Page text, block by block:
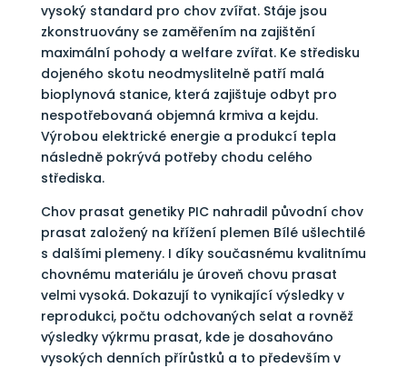
vysoký standard pro chov zvířat. Stáje jsou
zkonstruovány se zaměřením na zajištění
maximální pohody a welfare zvířat. Ke středisku
dojeného skotu neodmyslitelně patří malá
bioplynová stanice, která zajištuje odbyt pro
nespotřebovaná objemná krmiva a kejdu.
Výrobou elektrické energie a produkcí tepla
následně pokrývá potřeby chodu celého
střediska.
Chov prasat genetiky PIC nahradil původní chov
prasat založený na křížení plemen Bílé ušlechtilé
s dalšími plemeny. I díky současnému kvalitnímu
chovnému materiálu je úroveň chovu prasat
velmi vysoká. Dokazují to vynikající výsledky v
reprodukci, počtu odchovaných selat a rovněž
výsledky výkrmu prasat, kde je dosahováno
vysokých denních přírůstků a to především v